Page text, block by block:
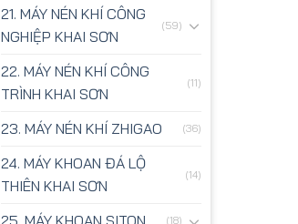
21. MÁY NÉN KHÍ CÔNG
NGHIỆP KHAI SƠN
(59)
22. MÁY NÉN KHÍ CÔNG
TRÌNH KHAI SƠN
(11)
23. MÁY NÉN KHÍ ZHIGAO (36)
24. MÁY KHOAN ĐÁ LỘ
THIÊN KHAI SƠN
(14)
(18)